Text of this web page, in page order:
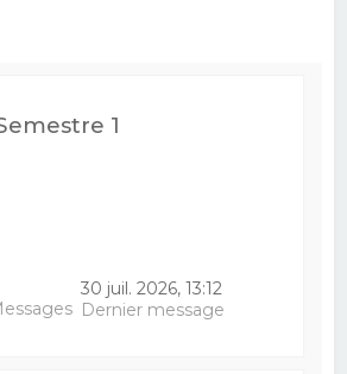
1
30 juil. 2026, 13:12
Dernier message